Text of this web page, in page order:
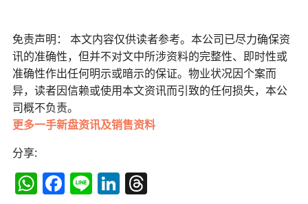
免责声明： 本文内容仅供读者参考。本公司已尽力确保资
讯的准确性，但并不对文中所涉资料的完整性、即时性或
准确性作出任何明示或暗示的保证。物业状况因个案而
异，读者因信赖或使用本文资讯而引致的任何损失，本公
司概不负责。
更多一手新盘资讯及销售资料
分享:
WhatsApp
Facebook
LineLinkedIn